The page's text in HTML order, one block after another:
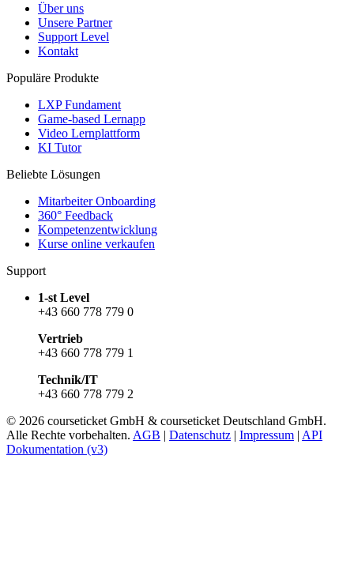
Über uns
Unsere Partner
Support Level
Kontakt
Populäre Produkte
LXP Fundament
Game-based Lernapp
Video Lernplattform
KI Tutor
Beliebte Lösungen
Mitarbeiter Onboarding
360° Feedback
Kompetenzentwicklung
Kurse online verkaufen
Support
1-st Level
+43 660 778 779 0
Vertrieb
+43 660 778 779 1
Technik/IT
+43 660 778 779 2
© 2026 courseticket GmbH & courseticket Deutschland GmbH.
Alle Rechte vorbehalten. AGB | Datenschutz | Impressum | API
Dokumentation (v3)